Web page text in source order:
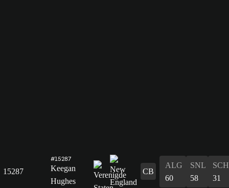
15287
#15287
Keegan
Hughes
CB
ALG
60
SNL
58
SCH
31